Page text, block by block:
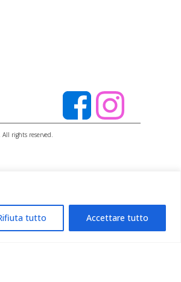
tutto Accettare tutto
rights reserved.
IT